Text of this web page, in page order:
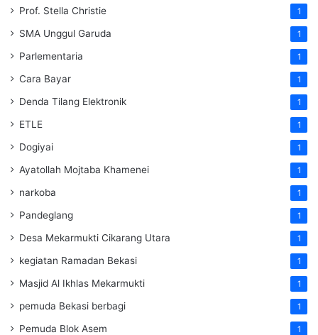
Prof. Stella Christie 1
SMA Unggul Garuda 1
Parlementaria 1
Cara Bayar 1
Denda Tilang Elektronik 1
ETLE 1
Dogiyai 1
Ayatollah Mojtaba Khamenei 1
narkoba 1
Pandeglang 1
Desa Mekarmukti Cikarang Utara 1
kegiatan Ramadan Bekasi 1
Masjid Al Ikhlas Mekarmukti 1
pemuda Bekasi berbagi 1
Pemuda Blok Asem 1